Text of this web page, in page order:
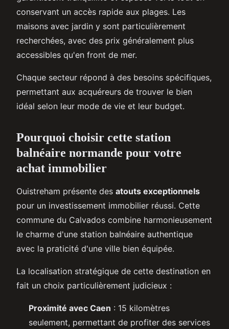
conservant un accès rapide aux plages. Les
maisons avec jardin y sont particulièrement
recherchées, avec des prix généralement plus
accessibles qu'en front de mer.
Chaque secteur répond à des besoins spécifiques,
permettant aux acquéreurs de trouver le bien
idéal selon leur mode de vie et leur budget.
Pourquoi choisir cette station
balnéaire normande pour votre
achat immobilier
Ouistreham présente des atouts exceptionnels
pour un investissement immobilier réussi. Cette
commune du Calvados combine harmonieusement
le charme d'une station balnéaire authentique
avec la praticité d'une ville bien équipée.
La localisation stratégique de cette destination en
fait un choix particulièrement judicieux :
Proximité avec Caen : 15 kilomètres
seulement, permettant de profiter des services